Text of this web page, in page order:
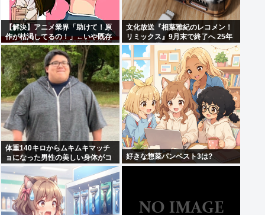
【解決】アニメ業界「助けて！原
作が枯渇してるの！」←いや既存
作品の2期やったら良いよね？
文化放送『相葉雅紀のレコメン！
リミックス』9月末で終了へ 25年
の歴史に幕
体重140キロからムキムキマッチ
ョになった男性の美しい身体がコ
チラ！！！
好きな惣菜パンベスト3は?